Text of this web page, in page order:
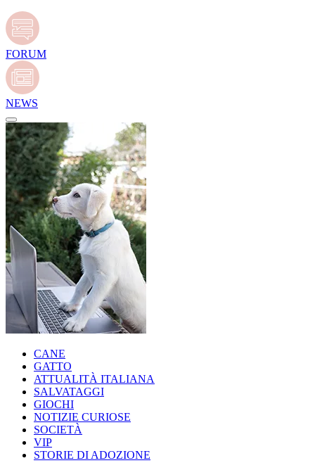
FORUM
NEWS
CANE
GATTO
ATTUALITÀ ITALIANA
SALVATAGGI
GIOCHI
NOTIZIE CURIOSE
SOCIETÀ
VIP
STORIE DI ADOZIONE